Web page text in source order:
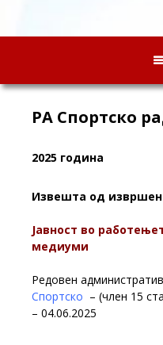
РА Спортско
2025 година
Извешта од извршен
Јавност во
медиуми
Редовен
Спортско – (член 15
– 04.06.2025